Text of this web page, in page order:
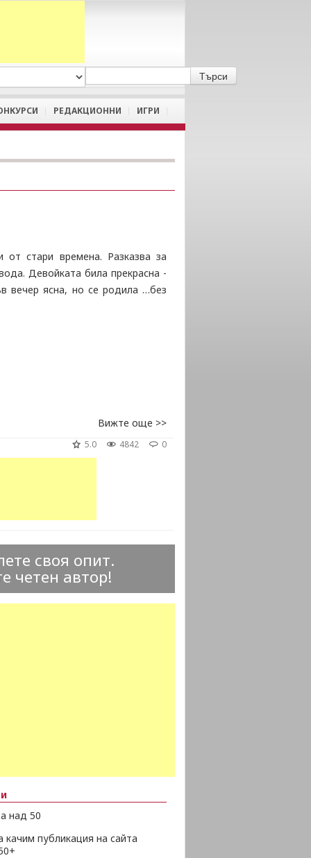
РЕДАКЦИОННИ ИГРИ
стари времена. Разказва за
Девойката била прекрасна -
вечер ясна, но се родила …без
Вижте още >>
0
4842
5.0
своя опит.
четен автор!
над 50
качим публикация на сайта